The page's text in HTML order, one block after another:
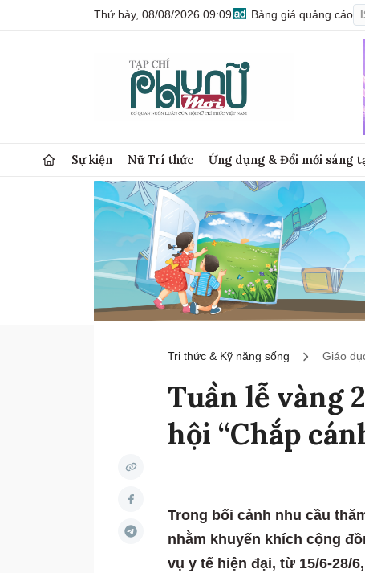
Thứ bảy, 08/08/2026 09:09 Bảng giá quảng cáo
Sự kiện Nữ Trí thức Ứng dụng & Đổi mới sáng
Tri thức & Kỹ năng sống Giáo
Tuần lễ vàng
hội “Chắp
Trong bối cảnh nhu cầu
nhằm khuyến khích cộng
vụ y tế hiện đại, từ 15/6-28/